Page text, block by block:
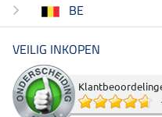
BE
VEILIG INKOPEN